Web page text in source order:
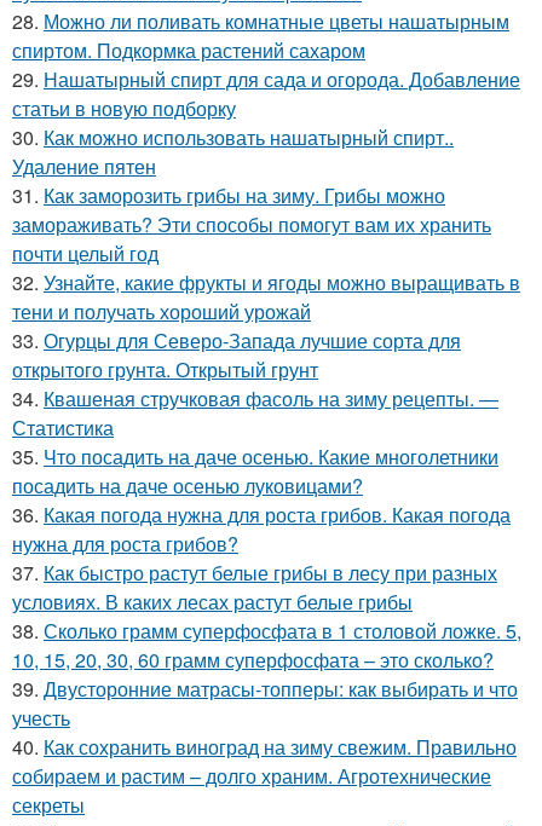
28. Можно ли поливать комнатные цветы нашатырным
спиртом. Подкормка растений сахаром
29. Нашатырный спирт для сада и огорода. Добавление
статьи в новую подборку
30. Как можно использовать нашатырный спирт..
Удаление пятен
31. Как заморозить грибы на зиму. Грибы можно
замораживать? Эти способы помогут вам их хранить
почти целый год
32. Узнайте, какие фрукты и ягоды можно выращивать в
тени и получать хороший урожай
33. Огурцы для Северо-Запада лучшие сорта для
открытого грунта. Открытый грунт
34. Квашеная стручковая фасоль на зиму рецепты. —
Статистика
35. Что посадить на даче осенью. Какие многолетники
посадить на даче осенью луковицами?
36. Какая погода нужна для роста грибов. Какая погода
нужна для роста грибов?
37. Как быстро растут белые грибы в лесу при разных
условиях. В каких лесах растут белые грибы
38. Сколько грамм суперфосфата в 1 столовой ложке. 5,
10, 15, 20, 30, 60 грамм суперфосфата – это сколько?
39. Двусторонние матрасы-топперы: как выбирать и что
учесть
40. Как сохранить виноград на зиму свежим. Правильно
собираем и растим – долго храним. Агротехнические
секреты